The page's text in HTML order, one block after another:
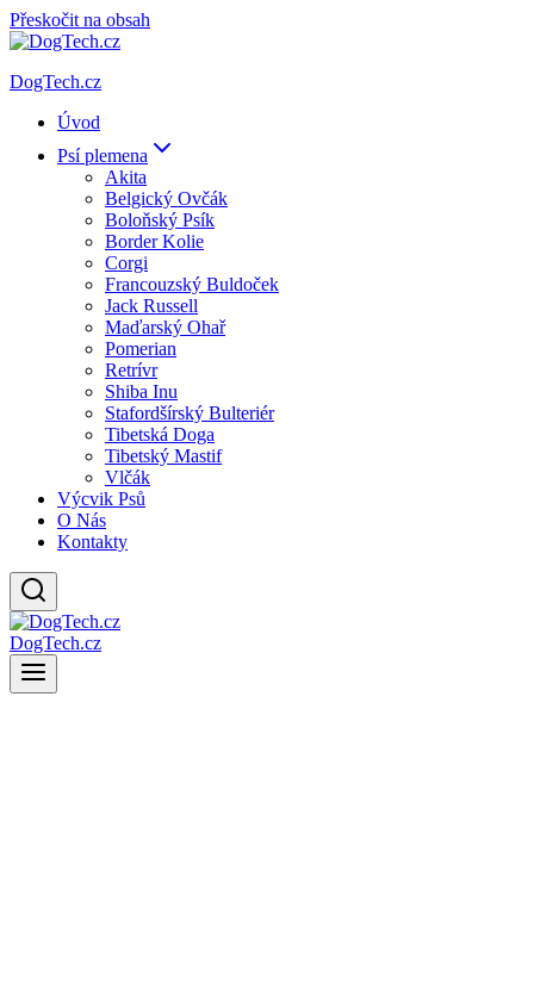
Přeskočit na obsah
DogTech.cz
Úvod
Psí plemena
Akita
Belgický Ovčák
Boloňský Psík
Border Kolie
Corgi
Francouzský Buldoček
Jack Russell
Maďarský Ohař
Pomerian
Retrívr
Shiba Inu
Stafordšírský Bulteriér
Tibetská Doga
Tibetský Mastif
Vlčák
Výcvik Psů
O Nás
Kontakty
DogTech.cz